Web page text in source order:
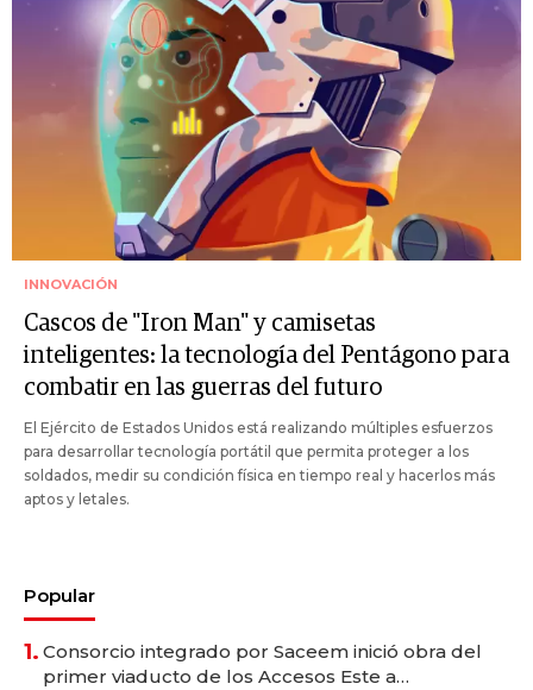
INNOVACIÓN
Cascos de "Iron Man" y camisetas
inteligentes: la tecnología del Pentágono para
combatir en las guerras del futuro
El Ejército de Estados Unidos está realizando múltiples esfuerzos
para desarrollar tecnología portátil que permita proteger a los
soldados, medir su condición física en tiempo real y hacerlos más
aptos y letales.
Popular
1. Consorcio integrado por Saceem inició obra del
primer viaducto de los Accesos Este a